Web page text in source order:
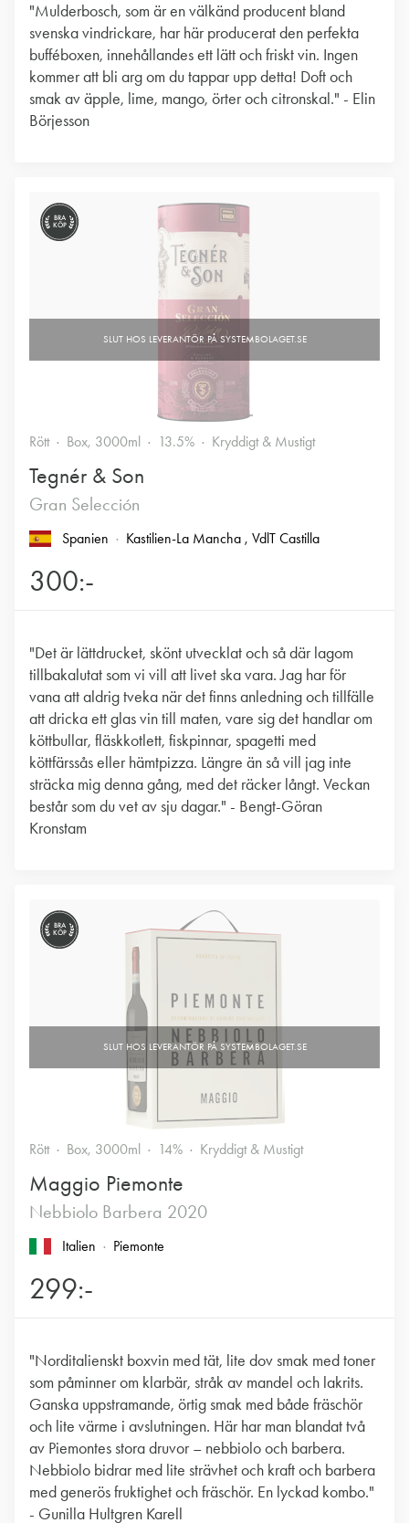
"Mulderbosch, som är en välkänd producent bland
svenska vindrickare, har här producerat den perfekta
bufféboxen, innehållandes ett lätt och friskt vin. Ingen
kommer att bli arg om du tappar upp detta! Doft och
smak av äpple, lime, mango, örter och citronskal." - Elin
Börjesson
BRA
KÖP
Rött Box, 3000ml 13.5% Kryddigt & Mustigt
Tegnér & Son
Gran Selección
Spanien Kastilien-La Mancha , VdlT Castilla
300:-
"Det är lättdrucket, skönt utvecklat och så där lagom
tillbakalutat som vi vill att livet ska vara. Jag har för
vana att aldrig tveka när det finns anledning och tillfälle
att dricka ett glas vin till maten, vare sig det handlar om
köttbullar, fläskkotlett, fiskpinnar, spagetti med
köttfärssås eller hämtpizza. Längre än så vill jag inte
sträcka mig denna gång, med det räcker långt. Veckan
består som du vet av sju dagar." - Bengt-Göran
Kronstam
BRA
KÖP
Rött Box, 3000ml 14% Kryddigt & Mustigt
Maggio Piemonte
Nebbiolo Barbera 2020
Italien Piemonte
299:-
"Norditalienskt boxvin med tät, lite dov smak med toner
som påminner om klarbär, stråk av mandel och lakrits.
Ganska uppstramande, örtig smak med både fräschör
och lite värme i avslutningen. Här har man blandat två
av Piemontes stora druvor – nebbiolo och barbera.
Nebbiolo bidrar med lite strävhet och kraft och barbera
med generös fruktighet och fräschör. En lyckad kombo."
- Gunilla Hultgren Karell